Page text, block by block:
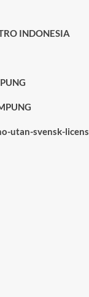
INDONESIA
utan-svensk-licens